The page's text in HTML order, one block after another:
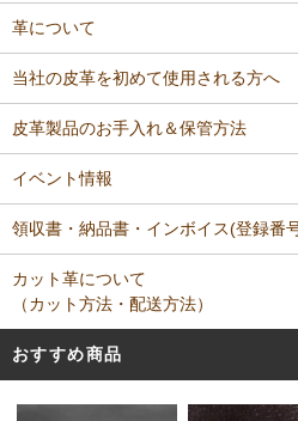
革について
当社の皮革を初めて使用される方へ
皮革製品のお手入れ＆保管方法
イベント情報
領収書・納品書・インボイス(登録番
カット革について
（カット方法・配送方法）
おすすめ商品